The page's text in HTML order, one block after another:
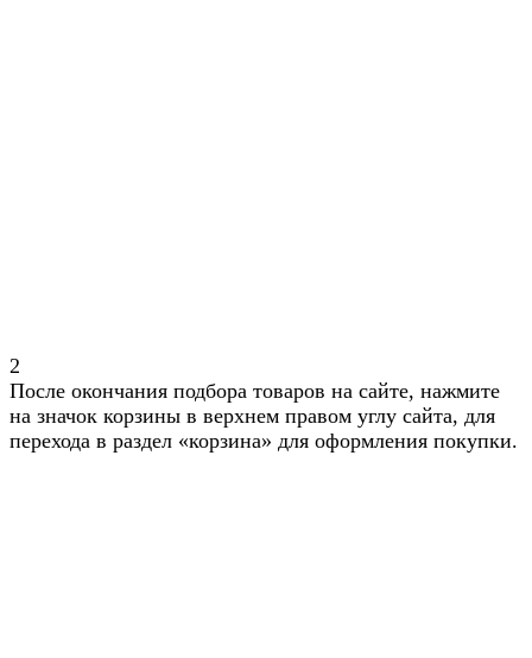
2
После окончания подбора товаров на сайте, нажмите
на значок корзины в верхнем правом углу сайта, для
перехода в раздел «корзина» для оформления покупки.